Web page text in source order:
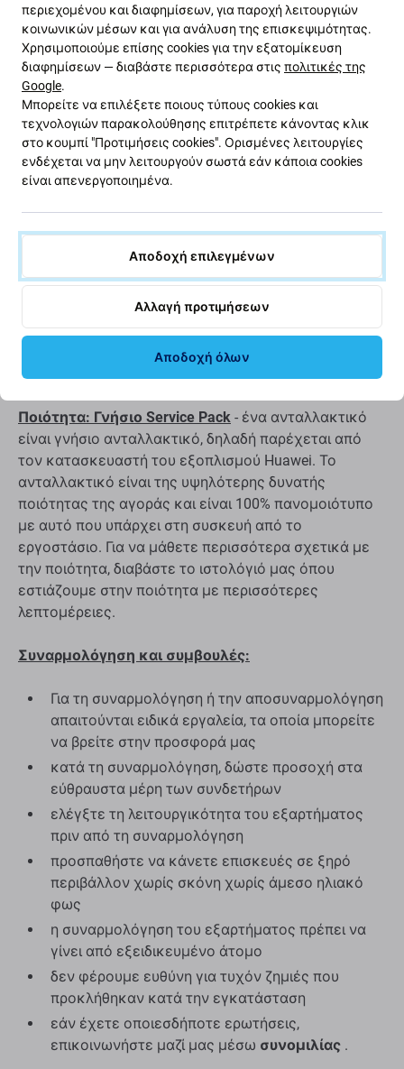
L29 HMA-L09
Εάν η μπαταρία στο Huawei Mate 20 HMA-L29 HMA-L09
έχει φουσκώσει ή έχει χάσει χωρητικότητα, πρέπει
να αντικατασταθεί.
Πότε πρέπει να αντικαταστήσετε την μπαταρία;
η συσκευή αποφορτίζεται γρήγορα
η συσκευή υπερθερμαίνεται
η συσκευή δεν μπορεί να φορτιστεί στο 100%
η συσκευή δεν υποδεικνύει σωστά την
κατάσταση της μπαταρίας
Ποιότητα ανταλλακτικών
Ποιότητα: Γνήσιο Service Pack - ένα ανταλλακτικό
είναι γνήσιο ανταλλακτικό, δηλαδή παρέχεται από
τον κατασκευαστή του εξοπλισμού Huawei. Το
ανταλλακτικό είναι της υψηλότερης δυνατής
ποιότητας της αγοράς και είναι 100% πανομοιότυπο
με αυτό που υπάρχει στη συσκευή από το
εργοστάσιο. Για να μάθετε περισσότερα σχετικά με
την ποιότητα, διαβάστε το ιστολόγιό μας όπου
εστιάζουμε στην ποιότητα με περισσότερες
λεπτομέρειες.
Συναρμολόγηση και συμβουλές:
Για τη συναρμολόγηση ή την αποσυναρμολόγηση
απαιτούνται ειδικά εργαλεία, τα οποία μπορείτε
να βρείτε στην προσφορά μας
κατά τη συναρμολόγηση, δώστε προσοχή στα
εύθραυστα μέρη των συνδετήρων
ελέγξτε τη λειτουργικότητα του εξαρτήματος
πριν από τη συναρμολόγηση
προσπαθήστε να κάνετε επισκευές σε ξηρό
περιβάλλον χωρίς σκόνη χωρίς άμεσο ηλιακό
φως
η συναρμολόγηση του εξαρτήματος πρέπει να
γίνει από εξειδικευμένο άτομο
δεν φέρουμε ευθύνη για τυχόν ζημιές που
προκλήθηκαν κατά την εγκατάσταση
εάν έχετε οποιεσδήποτε ερωτήσεις,
επικοινωνήστε μαζί μας μέσω συνομιλίας .
περιεχομένου και διαφημίσεων, για παροχή λειτουργιών
κοινωνικών μέσων και για ανάλυση της επισκεψιμότητας.
Χρησιμοποιούμε επίσης cookies για την εξατομίκευση
διαφημίσεων — διαβάστε περισσότερα στις πολιτικές της
Google.
Μπορείτε να επιλέξετε ποιους τύπους cookies και
τεχνολογιών παρακολούθησης επιτρέπετε κάνοντας κλικ
στο κουμπί "Προτιμήσεις cookies". Ορισμένες λειτουργίες
ενδέχεται να μην λειτουργούν σωστά εάν κάποια cookies
είναι απενεργοποιημένα.
Αποδοχή επιλεγμένων
Αλλαγή προτιμήσεων
Αποδοχή όλων